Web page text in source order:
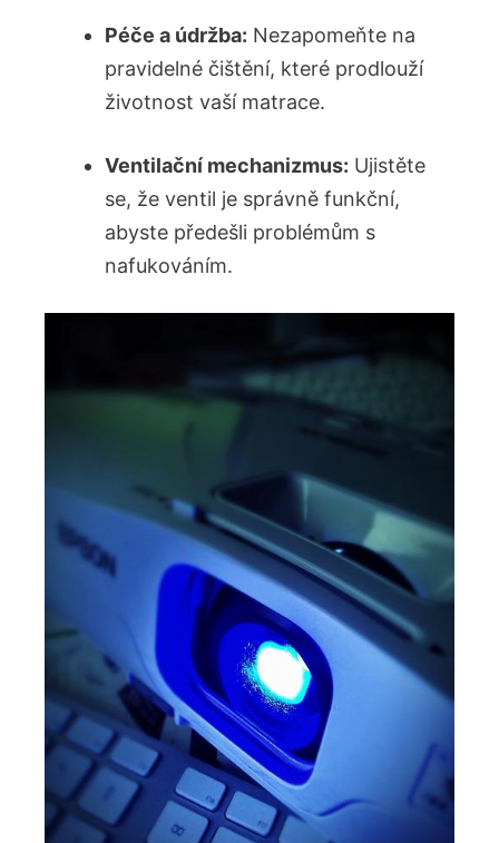
Péče a údržba: Nezapomeňte na
pravidelné čištění, které prodlouží
životnost vaší matrace.
Ventilační mechanizmus: Ujistěte
se, že ventil je správně funkční,
abyste předešli problémům s
nafukováním.